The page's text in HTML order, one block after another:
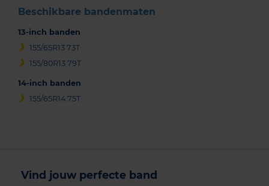
Beschikbare bandenmaten
13-inch banden
155/65R13 73T
155/80R13 79T
14-inch banden
155/65R14 75T
Vind jouw perfecte band